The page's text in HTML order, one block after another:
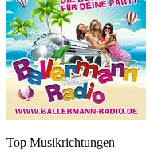
Top Musikrichtungen